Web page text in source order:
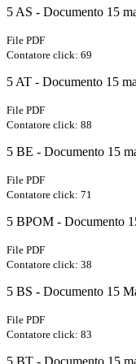
5 AS - Documento 15
File PDF
Contatore click: 69
5 AT - Documento 15
File PDF
Contatore click: 88
5 BE - Documento 15
File PDF
Contatore click: 71
5 BPOM - Documento
File PDF
Contatore click: 38
5 BS - Documento 15
File PDF
Contatore click: 83
5 BT - Documento 15